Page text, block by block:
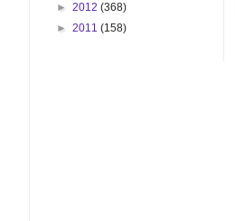
► 2012 (368)
► 2011 (158)